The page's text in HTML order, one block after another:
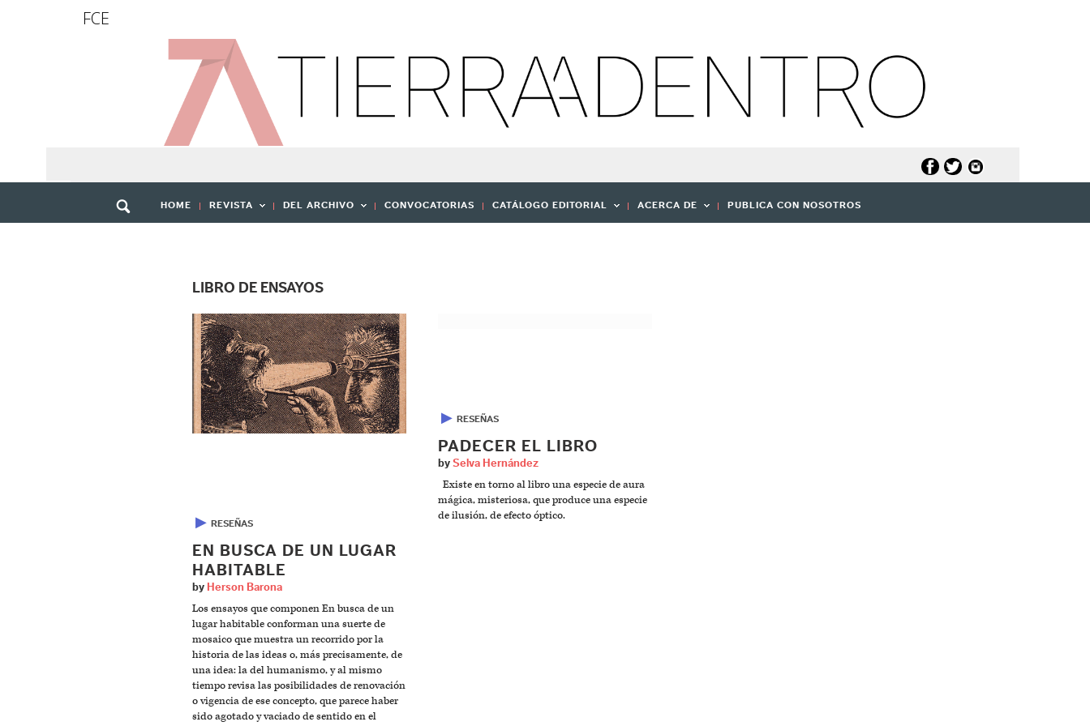
FCE
HOME REVISTA DEL ARCHIVO CONVOCATORIAS CATÁLOGO EDITORIAL ACERCA DE PUBLICA CON NOSOTROS
LIBRO DE ENSAYOS
▶ RESEÑAS
EN BUSCA DE UN LUGAR
HABITABLE
by Herson Barona
Los ensayos que componen En busca de un
lugar habitable conforman una suerte de
mosaico que muestra un recorrido por la
historia de las ideas o, más precisamente, de
una idea: la del humanismo, y al mismo
tiempo revisa las posibilidades de renovación
o vigencia de ese concepto, que parece haber
sido agotado y vaciado de sentido en el
▶ RESEÑAS
PADECER EL LIBRO
by Selva Hernández
Existe en torno al libro una especie de aura
mágica, misteriosa, que produce una especie
de ilusión, de efecto óptico.